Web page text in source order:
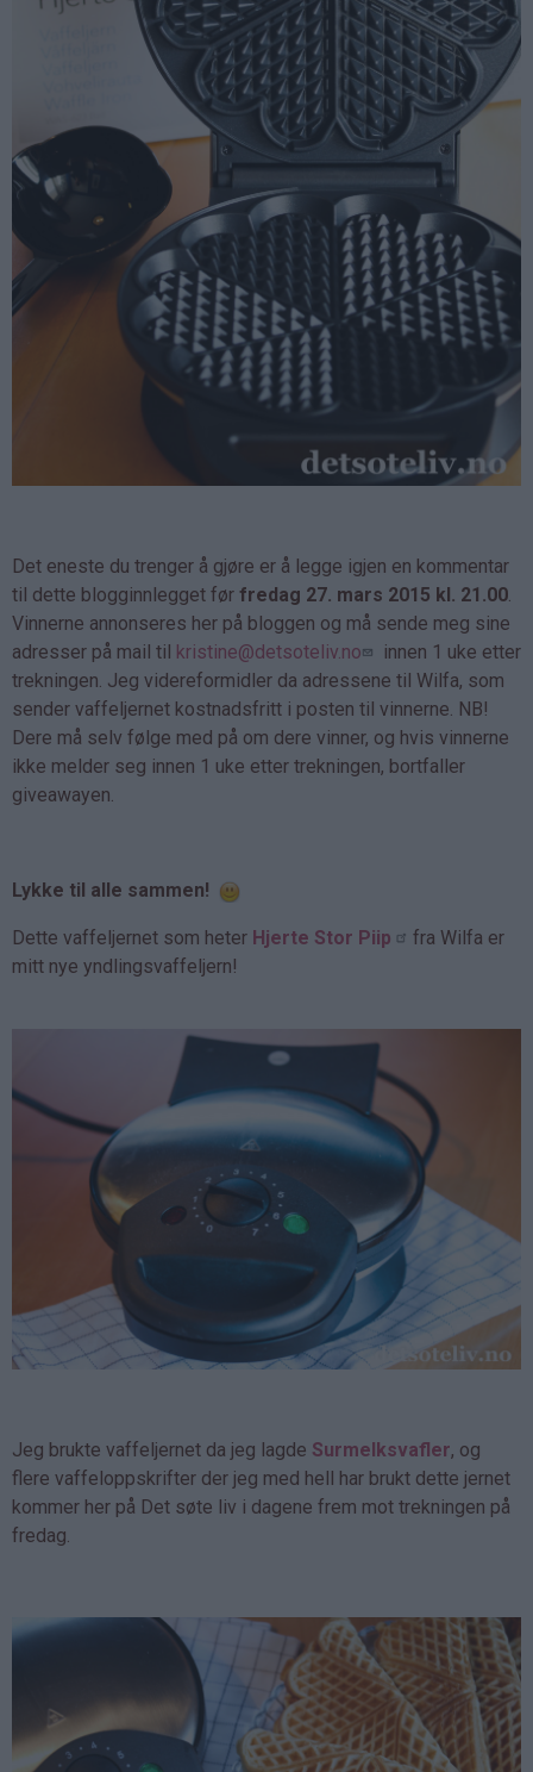
Det eneste du trenger å gjøre er å legge igjen en kommentar
til dette blogginnlegget før fredag 27. mars 2015 kl. 21.00.
Vinnerne annonseres her på bloggen og må sende meg sine
adresser på mail til kristine@detsoteliv.no
innen 1 uke etter
trekningen. Jeg videreformidler da adressene til Wilfa, som
sender vaffeljernet kostnadsfritt i posten til vinnerne. NB!
Dere må selv følge med på om dere vinner, og hvis vinnerne
ikke melder seg innen 1 uke etter trekningen, bortfaller
giveawayen.
Lykke til alle sammen!
Dette vaffeljernet som heter Hjerte Stor Piip
fra Wilfa er
mitt nye yndlingsvaffeljern!
Jeg brukte vaffeljernet da jeg lagde Surmelksvafler, og
flere vaffeloppskrifter der jeg med hell har brukt dette jernet
kommer her på Det søte liv i dagene frem mot trekningen på
fredag.